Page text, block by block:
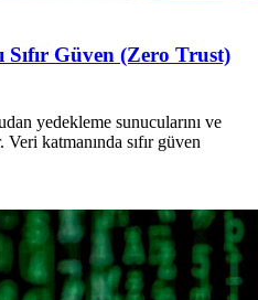
Sıfır Güven (Zero Trust)
yedekleme sunucularını ve
katmanında sıfır güven